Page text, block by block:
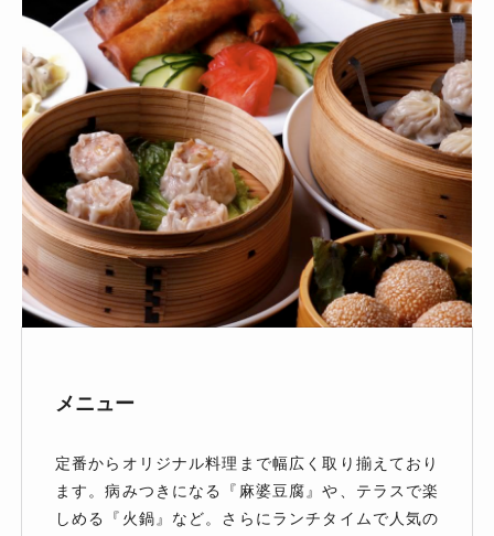
メニュー
定番からオリジナル料理まで幅広く取り揃えており
ます。病みつきになる『麻婆豆腐』や、テラスで楽
しめる『火鍋』など。さらにランチタイムで人気の